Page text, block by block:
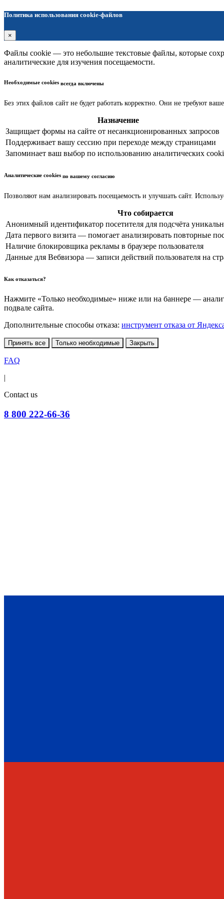
Политика использования cookie-файлов
×
Файлы cookie — это небольшие текстовые файлы, которые
аналитические для изучения посещаемости.
Необходимые cookies всегда включены
Без этих файлов сайт не будет работать корректно. Они не требуют
Назначение
Защищает формы на сайте от несанкционированных запросов
Поддерживает вашу сессию при переходе между страницами
Запоминает ваш выбор по использованию аналитических
Аналитические cookies по вашему согласию
Позволяют нам анализировать посещаемость и улучшать сайт.
Что собирается
Анонимный идентификатор посетителя для подсчёта
Дата первого визита — помогает анализировать повторные
Наличие блокировщика рекламы в браузере пользователя
Данные для Вебвизора — записи действий пользователя на
Как отказаться?
Нажмите «Только необходимые» ниже или на баннере —
подвале сайта.
Дополнительные способы отказа: инструмент отказа от
Принять все Только необходимые Закрыть
FAQ
|
Contact us
8 800 222-66-36